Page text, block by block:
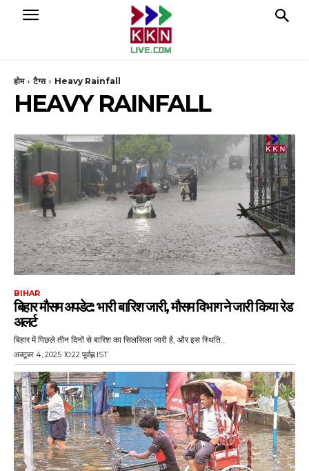
होम टैग्स Heavy Rainfall
HEAVY RAINFALL
BIHAR
बिहार मौसम अपडेट: भारी बारिश जारी, मौसम विभाग ने जारी किया रेड
अलर्ट
बिहार में पिछले तीन दिनों से बारिश का सिलसिला जारी है, और इस स्थिति...
अक्टूबर 4, 2025 10:22 पूर्वाह्न IST